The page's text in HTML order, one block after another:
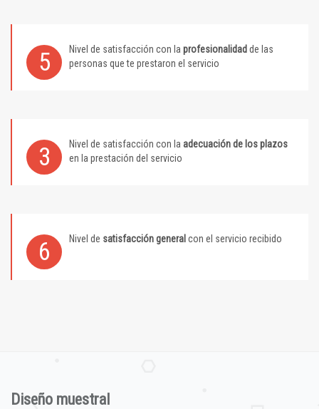
5 Nivel de satisfacción con la profesionalidad de las
personas que te prestaron el servicio
3 Nivel de satisfacción con la adecuación de los plazos
en la prestación del servicio
6 Nivel de satisfacción general con el servicio recibido
Diseño muestral